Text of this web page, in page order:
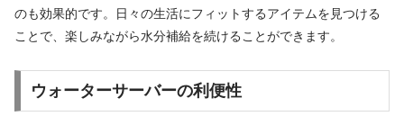
のも効果的です。日々の生活にフィットするアイテムを見つける
ことで、楽しみながら水分補給を続けることができます。
ウォーターサーバーの利便性